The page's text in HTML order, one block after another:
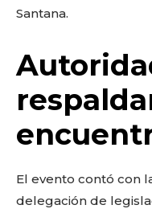
Santana.
El evento contó con
delegación de